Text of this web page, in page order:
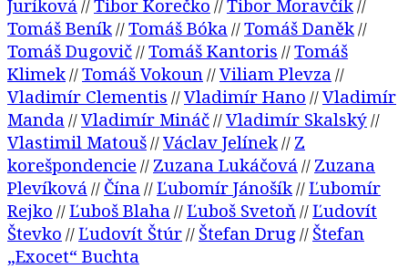
Juríková //Tibor Korečko //Tibor Moravčík//
Tomáš Beník//Tomáš Bóka //Tomáš Daněk//
Tomáš Dugovič//Tomáš Kantoris //Tomáš
Klimek//Tomáš Vokoun//Viliam Plevza //
Vladimír Clementis //Vladimír Hano //Vladimír
Manda //Vladimír Mináč//Vladimír Skalský//
Vlastimil Matouš//Václav Jelínek// Z
korešpondencie // Zuzana Lukáčová // Zuzana
Plevíková // Čína //Ľubomír Jánošík//Ľubomír
Rejko //Ľuboš Blaha //Ľuboš Svetoň//Ľudovít
Števko //Ľudovít Štúr// Štefan Drug// Štefan
„Exocet“ Buchta